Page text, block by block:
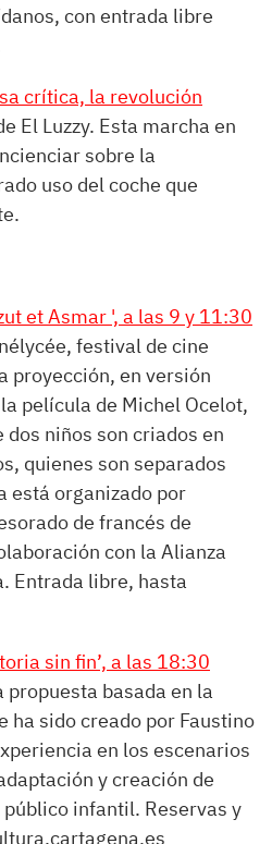
con entrada libre
crítica, la revolución
El Luzzy. Esta marcha en
sobre la
uso del coche que
et Asmar ', a las 9 y 11:30
festival de cine
proyección, en versión
película de Michel Ocelot,
niños son criados en
quienes son separados
está organizado por
de francés de
con la Alianza
Entrada libre, hasta
sin fin’, a las 18:30
propuesta basada en la
ha sido creado por Faustino
en los escenarios
y creación de
infantil. Reservas y